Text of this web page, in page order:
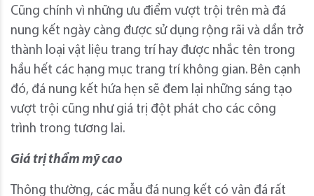
Cũng chính vì những ưu điểm vượt trội trên mà đá
nung kết ngày càng được sử dụng rộng rãi và dần trở
thành loại vật liệu trang trí hay được nhắc tên trong
hầu hết các hạng mục trang trí không gian. Bên cạnh
đó, đá nung kết hứa hẹn sẽ đem lại những sáng tạo
vượt trội cũng như giá trị đột phát cho các công
trình trong tương lai.
Giá trị thẩm mỹ cao
Thông thường, các mẫu đá nung kết có vân đá rất